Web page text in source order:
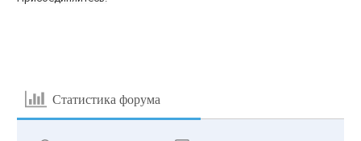
Статистика форума